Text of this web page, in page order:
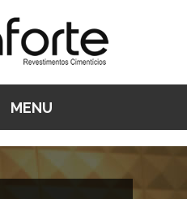
MENU